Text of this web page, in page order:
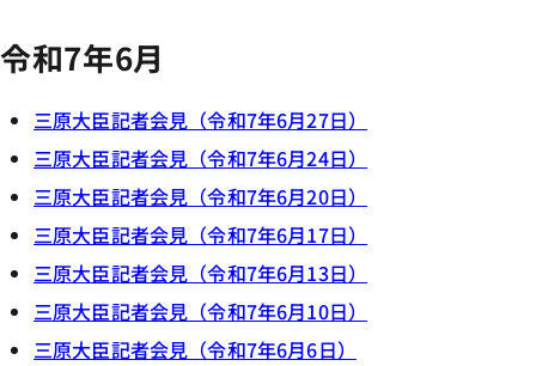
令和7年6月
三原大臣記者会見（令和7年6月27日）
三原大臣記者会見（令和7年6月24日）
三原大臣記者会見（令和7年6月20日）
三原大臣記者会見（令和7年6月17日）
三原大臣記者会見（令和7年6月13日）
三原大臣記者会見（令和7年6月10日）
三原大臣記者会見（令和7年6月6日）